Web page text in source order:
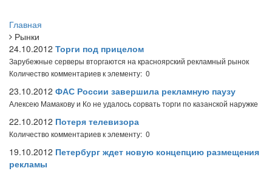
Главная
Рынки
24.10.2012 Торги под прицелом
Зарубежные серверы вторгаются на красноярский рекламный рынок
Количество комментариев к элементу: 0
23.10.2012 ФАС России завершила рекламную паузу
Алексею Мамакову и Ко не удалось сорвать торги по казанской наружке
22.10.2012 Потеря телевизора
Количество комментариев к элементу: 0
19.10.2012 Петербург ждет новую концепцию размещения
рекламы